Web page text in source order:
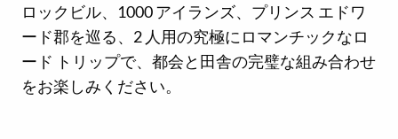
ロックビル、1000 アイランズ、プリンス エドワ
ード郡を巡る、2 人用の究極にロマンチックなロ
ード トリップで、都会と田舎の完璧な組み合わせ
をお楽しみください。